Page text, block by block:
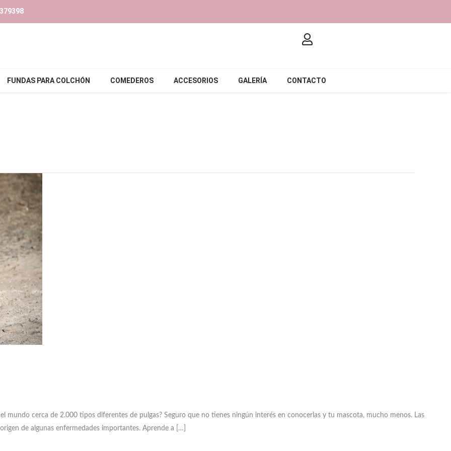
FUNDAS PARA COLCHÓN COMEDEROS ACCESORIOS GALERÍA CONTACTO
mundo cerca de 2.000 tipos diferentes de pulgas? Seguro que no tienes ningún interés en conocerlas y tu mascota, mucho menos. Las
de algunas enfermedades importantes. Aprende a […]